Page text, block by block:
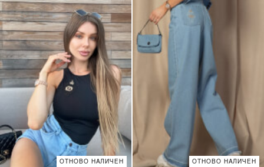
ОТНОВО НАЛИЧЕН ОТНОВО НАЛИЧЕН